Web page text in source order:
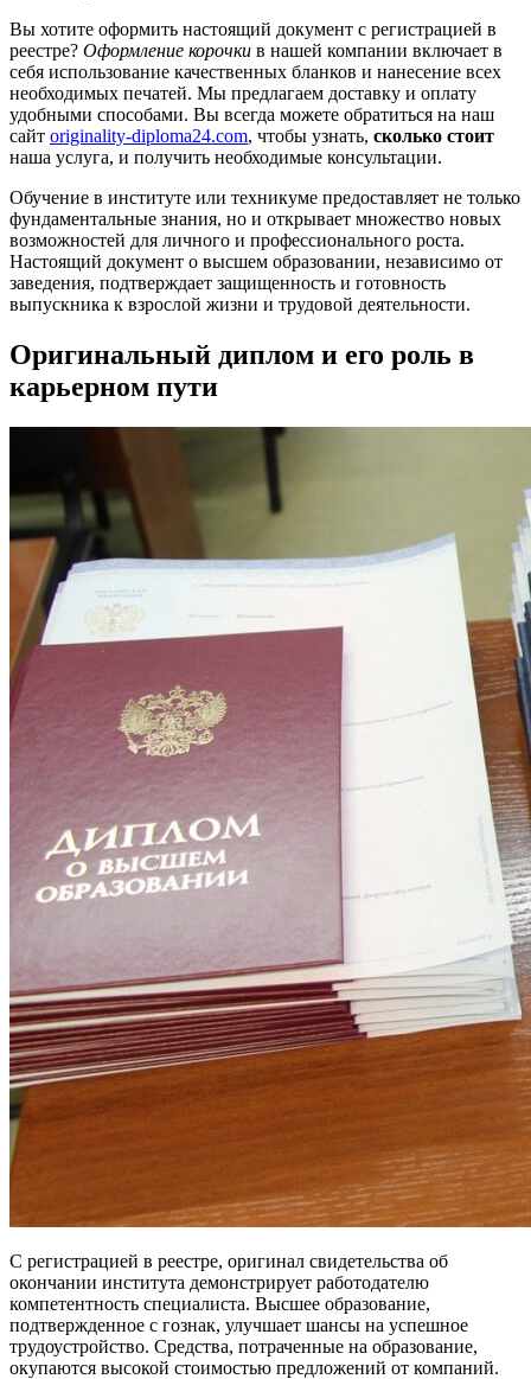
Вы хотите оформить настоящий документ с регистрацией в
реестре? Оформление корочки в нашей компании включает в
себя использование качественных бланков и нанесение всех
необходимых печатей. Мы предлагаем доставку и оплату
удобными способами. Вы всегда можете обратиться на наш
сайт originality-diploma24.com, чтобы узнать, сколько стоит
наша услуга, и получить необходимые консультации.
Обучение в институте или техникуме предоставляет не только
фундаментальные знания, но и открывает множество новых
возможностей для личного и профессионального роста.
Настоящий документ о высшем образовании, независимо от
заведения, подтверждает защищенность и готовность
выпускника к взрослой жизни и трудовой деятельности.
Оригинальный диплом и его роль в
карьерном пути
С регистрацией в реестре, оригинал свидетельства об
окончании института демонстрирует работодателю
компетентность специалиста. Высшее образование,
подтвержденное с гознак, улучшает шансы на успешное
трудоустройство. Средства, потраченные на образование,
окупаются высокой стоимостью предложений от компаний.